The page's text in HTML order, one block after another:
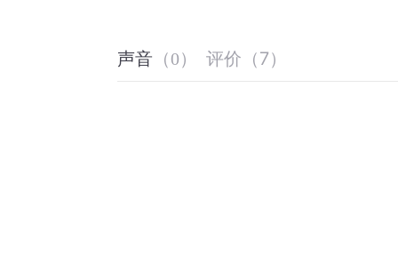
声音 （0） 评价 （7）